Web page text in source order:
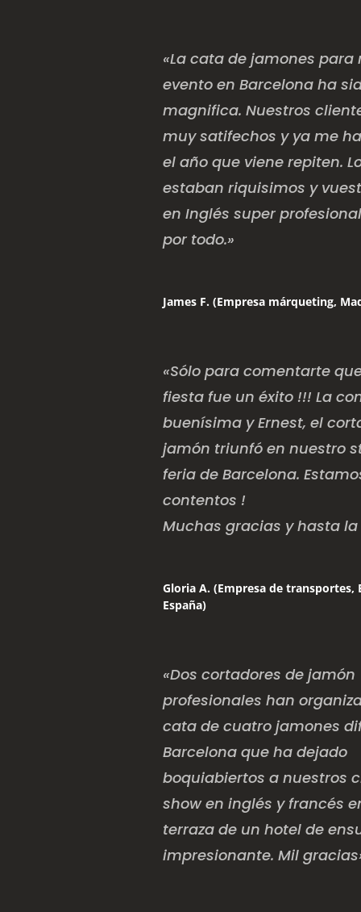
«La cata de jamones para
evento en Barcelona ha
magnifica. Nuestros
muy satifechos y ya me
el año que viene repiten.
estaban riquisimos y
en Inglés super
por todo.»
James F. (Empresa márqueting,
«Sólo para comentarte
fiesta fue un éxito !!! La
buenísima y Ernest, el
jamón triunfó en nuestro
feria de Barcelona.
contentos !
Muchas gracias y hasta
Gloria A. (Empresa de transportes,
España)
«Dos cortadores de jamón
profesionales han
cata de cuatro jamones
Barcelona que ha dejado
boquiabiertos a nuestros
show en inglés y francés
terraza de un hotel de
impresionante. Mil